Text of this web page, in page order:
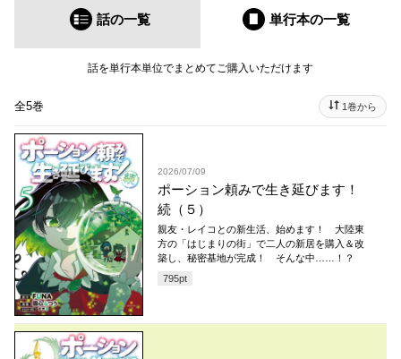
話の一覧 単行本の一覧
話を単行本単位でまとめてご購入いただけます
全5巻 1巻から
2026/07/09
ポーション頼みで生き延びます！
続（５）
親友・レイコとの新生活、始めます！ 大陸東
方の「はじまりの街」で二人の新居を購入＆改
築し、秘密基地が完成！ そんな中……！？
795pt